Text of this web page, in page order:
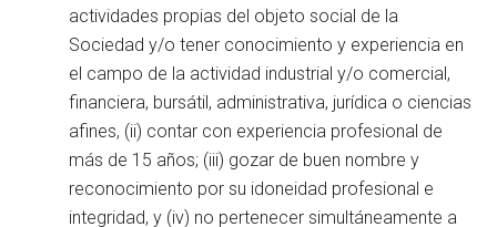
actividades propias del objeto social de la
Sociedad y/o tener conocimiento y experiencia en
el campo de la actividad industrial y/o comercial,
financiera, bursátil, administrativa, jurídica o ciencias
afines, (ii) contar con experiencia profesional de
más de 15 años; (iii) gozar de buen nombre y
reconocimiento por su idoneidad profesional e
integridad, y (iv) no pertenecer simultáneamente a